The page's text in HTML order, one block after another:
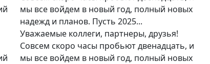
мы все войдем в новый год, полный новых
надежд и планов. Пусть 2025...
Уважаемые коллеги, партнеры, друзья!
Совсем скоро часы пробьют двенадцать, и
мы все войдем в новый год, полный новых